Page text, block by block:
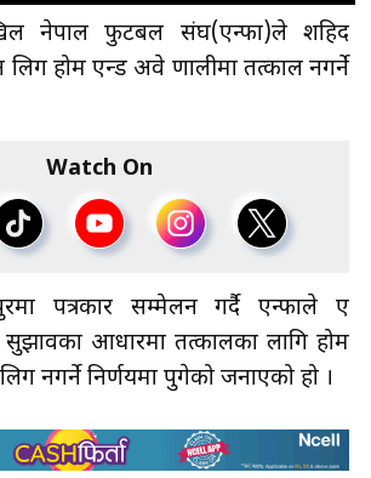
नेपाल फुटबल संघ(एन्फा)ले शहिद
होम एन्ड अवे प्रणालीमा तत्काल नगर्ने
Watch On
पत्रकार सम्मेलन गर्दै एन्फाले ए
आधारमा तत्कालका लागि होम
नगर्ने निर्णयमा पुगेको जनाएको हो ।